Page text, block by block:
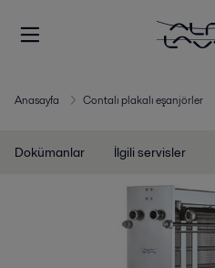
Anasayfa Contalı plakalı eşanjörler
Dokümanlar İlgili servisler